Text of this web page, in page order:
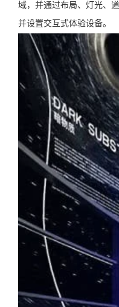
域，并通过布局、灯光、
并设置交互式体验设备。